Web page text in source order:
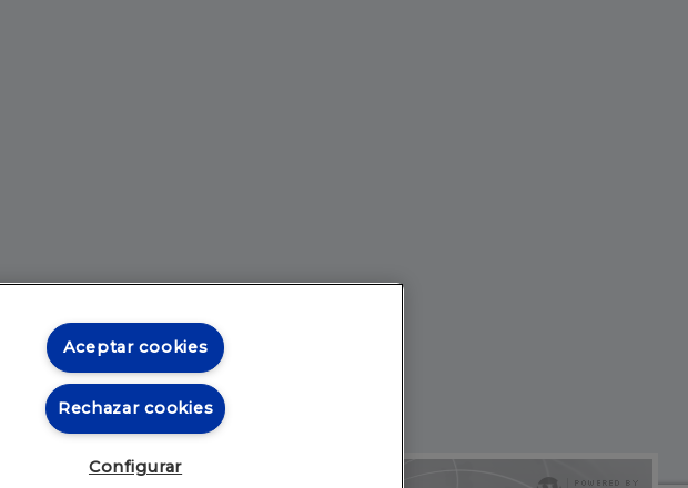
Aceptar cookies
Rechazar cookies
Configurar